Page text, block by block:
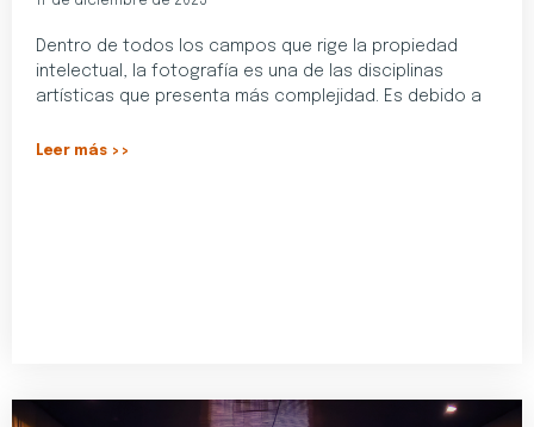
Dentro de todos los campos que rige la propiedad
intelectual, la fotografía es una de las disciplinas
artísticas que presenta más complejidad. Es debido a
Leer más >>